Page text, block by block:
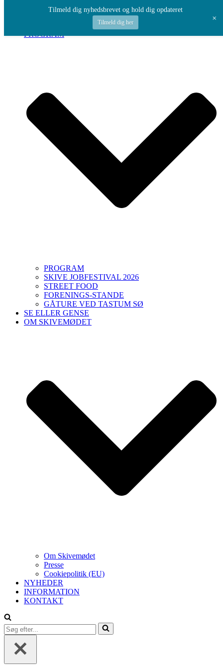
Spring til indhold
PROGRAM
PROGRAM
SKIVE JOBFESTIVAL 2026
STREET FOOD
FORENINGS-STANDE
GÅTURE VED TASTUM SØ
SE ELLER GENSE
OM SKIVEMØDET
Om Skivemødet
Presse
Cookiepolitik (EU)
NYHEDER
INFORMATION
KONTAKT
Søg
efter...
Tilmeld dig nyhedsbrevet og hold dig opdateret
Tilmeld dig her +